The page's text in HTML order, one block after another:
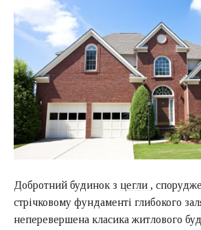
Добротний будинок з цегли ,
стрічковому фундаменті глибокого
неперевершена класика житлового